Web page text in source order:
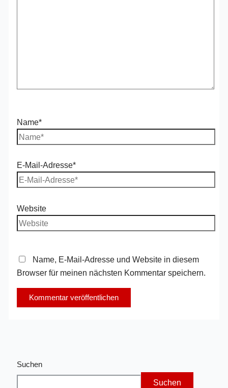
Name*
E-Mail-Adresse*
Website
Name, E-Mail-Adresse und Website in diesem
Browser für meinen nächsten Kommentar speichern.
Suchen
Suchen